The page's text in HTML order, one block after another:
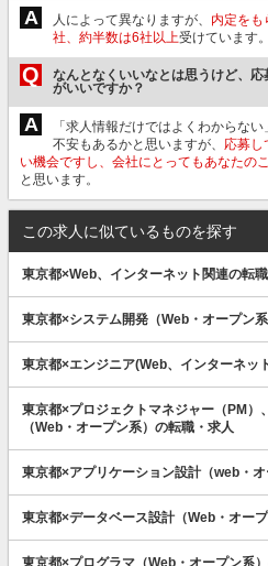
A 人によって異なりますが、 内定をも
社、約半数は6社以上受けています。
Q
なんとなくいいなとは思うけど、
がいいですか？
A
「求人情報だけではよくわからな
不安もあるかと思いますが、 応募し
い機会ですし、会社にとってもあなたの
と思います。
この求人に似ているものを探す
東京都×Web、インターネット関連の転
東京都×システム開発（Web・オープン
東京都×エンジニア(Web、インターネッ
東京都×プロジェクトマネジャー（PM）
（Web・オープン系）の転職・求人
東京都×アプリケーション設計（web・
東京都×データベース設計（Web・オー
東京都×プログラマ（Web・オープン系